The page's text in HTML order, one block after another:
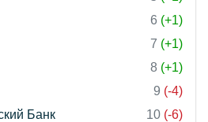
6 (+1)
7 (+1)
8 (+1)
9 (-4)
Банк
10 (-6)